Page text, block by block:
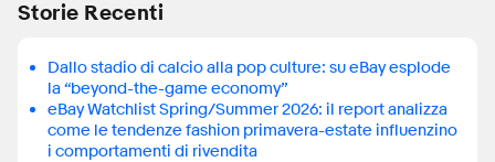
Storie Recenti
Dallo stadio di calcio alla pop culture: su eBay esplode
la “beyond-the-game economy”
eBay Watchlist Spring/Summer 2026: il report analizza
come le tendenze fashion primavera-estate influenzino
i comportamenti di rivendita